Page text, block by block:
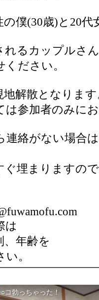
の僕(30歳)と20代
れるカップルさ
ださい。
地解散となります
は参加者のみに
絡がない場合
ぐ埋まりますの
は
、年齢を
。